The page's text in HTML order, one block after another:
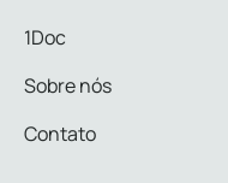
1Doc
Sobre nós
Contato